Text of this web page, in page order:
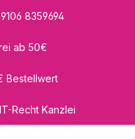
8359694
ab 50€
Bestellwert
Recht Kanzlei